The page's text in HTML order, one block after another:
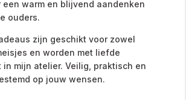
een warm en blijvend aandenken
ouders.
zijn geschikt voor zowel
en worden met liefde
in mijn atelier. Veilig, praktisch en
op jouw wensen.